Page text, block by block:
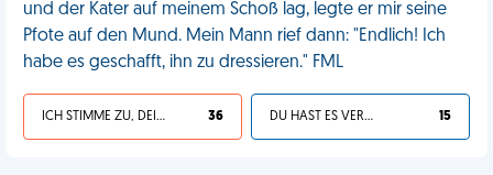
und der Kater auf meinem Schoß lag, legte er mir seine
Pfote auf den Mund. Mein Mann rief dann: "Endlich! Ich
habe es geschafft, ihn zu dressieren." FML
ICH STIMME ZU, DEIN LEBEN IST SCHEISSE 36 DU HAST ES VERDIENT 15